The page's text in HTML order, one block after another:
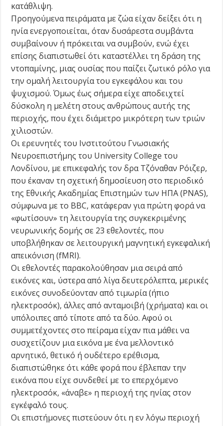
κατάθλιψη.
Προηγούμενα πειράματα με ζώα είχαν δείξει ότι η
ηνία ενεργοποιείται, όταν δυσάρεστα συμβάντα
συμβαίνουν ή πρόκειται να συμβούν, ενώ έχει
επίσης διαπιστωθεί ότι καταστέλλει τη δράση της
ντοπαμίνης, μιας ουσίας που παίζει ζωτικό ρόλο για
την ομαλή λειτουργία του εγκεφάλου και του
ψυχισμού. Όμως έως σήμερα είχε αποδειχτεί
δύσκολη η μελέτη στους ανθρώπους αυτής της
περιοχής, που έχει διάμετρο μικρότερη των τριών
χιλιοστών.
Οι ερευνητές του Ινστιτούτου Γνωσιακής
Νευροεπιστήμης του University College του
Λονδίνου, με επικεφαλής τον δρα Τζόναθαν Ρόιζερ,
που έκαναν τη σχετική δημοσίευση στο περιοδικό
της Εθνικής Ακαδημίας Επιστημών των ΗΠΑ (PNAS),
σύμφωνα με το BBC, κατάφεραν για πρώτη φορά να
«φωτίσουν» τη λειτουργία της συγκεκριμένης
νευρωνικής δομής σε 23 εθελοντές, που
υποβλήθηκαν σε λειτουργική μαγνητική εγκεφαλική
απεικόνιση (fMRI).
Οι εθελοντές παρακολούθησαν μια σειρά από
εικόνες και, ύστερα από λίγα δευτερόλεπτα, μερικές
εικόνες συνοδεύονταν από τιμωρία (ήπιο
ηλεκτροσόκ), άλλες από ανταμοιβή (χρήματα) και οι
υπόλοιπες από τίποτε από τα δύο. Αφού οι
συμμετέχοντες στο πείραμα είχαν πια μάθει να
συσχετίζουν μια εικόνα με ένα μελλοντικό
αρνητικό, θετικό ή ουδέτερο ερέθισμα,
διαπιστώθηκε ότι κάθε φορά που έβλεπαν την
εικόνα που είχε συνδεθεί με το επερχόμενο
ηλεκτροσόκ, «άναβε» η περιοχή της ηνίας στον
εγκέφαλό τους.
Οι επιστήμονες πιστεύουν ότι η εν λόγω περιοχή